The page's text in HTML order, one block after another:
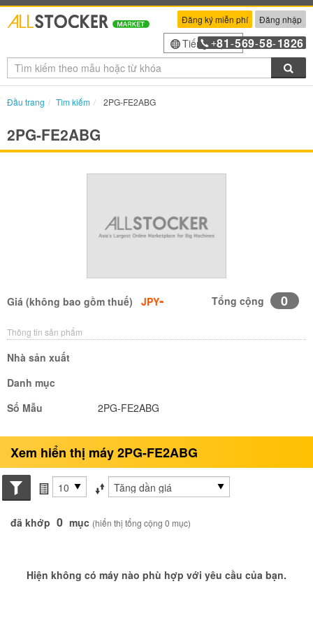
Đăng ký miễn phí Đăng nhập
Tiếng Việt
+81 -569-58-1826
Đầu trang Tìm kiếm 2PG-FE2ABG
2PG-FE2ABG
Giá (không bao gồm thuế) JPY- Tổng cộng 0
Thông tin sản phẩm
Nhà sản xuất
Danh mục
Số Mẫu
2PG-FE2ABG
Xem hiển thị máy 2PG-FE2ABG
Search conditions
các mục mỗi trang
Sắp xếp theo
đã khớp 0 mục (hiển thị tổng cộng 0 mục)
Hiện không có máy nào phù hợp với yêu cầu của bạn.